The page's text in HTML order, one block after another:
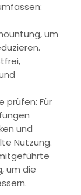
um
prüfen: Für
und
Nutzung.
um die